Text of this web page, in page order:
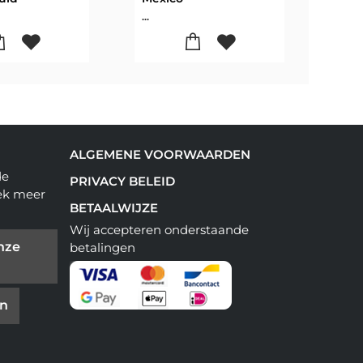
...
meer
ALGEMENE VOORWAARDEN
PRIVACY BELEID
BETAALWIJZE
Wij accepteren onderstaande
betalingen